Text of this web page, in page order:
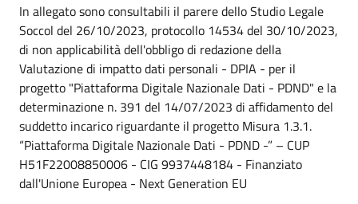
In allegato sono consultabili il parere dello Studio Legale
Soccol del 26/10/2023, protocollo 14534 del 30/10/2023,
di non applicabilità dell'obbligo di redazione della
Valutazione di impatto dati personali - DPIA - per il
progetto "Piattaforma Digitale Nazionale Dati - PDND" e la
determinazione n. 391 del 14/07/2023 di affidamento del
suddetto incarico riguardante il progetto Misura 1.3.1.
“Piattaforma Digitale Nazionale Dati - PDND -” – CUP
H51F22008850006 - CIG 9937448184 - Finanziato
dall'Unione Europea - Next Generation EU